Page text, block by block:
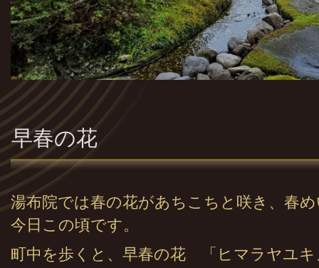
早春の花
湯布院では春の花があちこちと咲き、春
今日この頃です。
町中を歩くと、早春の花 「ヒマラヤユ